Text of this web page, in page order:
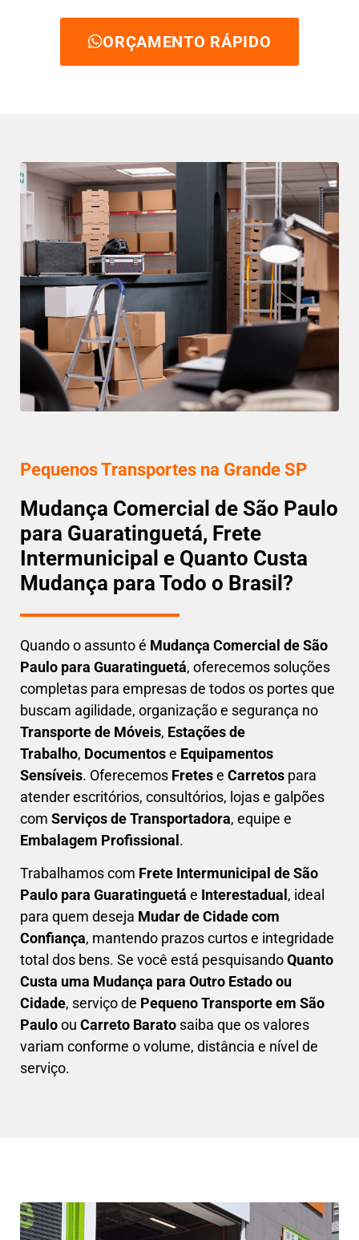
ORÇAMENTO RÁPIDO
Pequenos Transportes na Grande SP
Mudança Comercial de São Paulo
para Guaratinguetá, Frete
Intermunicipal e Quanto Custa
Mudança para Todo o Brasil?
Quando o assunto é Mudança Comercial de São
Paulo para Guaratinguetá, oferecemos soluções
completas para empresas de todos os portes que
buscam agilidade, organização e segurança no
Transporte de Móveis, Estações de
Trabalho, Documentose Equipamentos
Sensíveis. Oferecemos Fretese Carretos para
atender escritórios, consultórios, lojas e galpões
com Serviços de Transportadora, equipe e
Embalagem Profissional.
Trabalhamos com Frete Intermunicipal de São
Paulo para Guaratinguetá e Interestadual , ideal
para quem deseja Mudar de Cidade com
Confiança, mantendo prazos curtos e integridade
total dos bens. Se você está pesquisandoQuanto
Custa uma Mudança para Outro Estado ou
Cidade, serviço de Pequeno Transporte em São
Pauloou Carreto Barato saiba que os valores
variam conforme o volume, distância e nível de
serviço.